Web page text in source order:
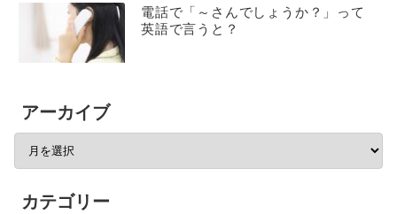
電話で「～さんでしょうか？」って
英語で言うと？
アーカイブ
カテゴリー